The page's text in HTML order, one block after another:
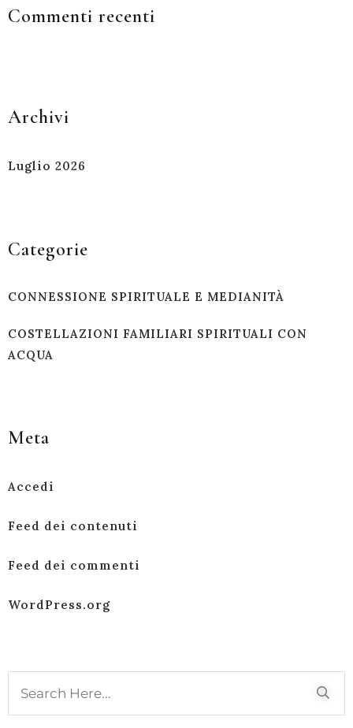
Commenti recenti
Archivi
Luglio 2026
Categorie
CONNESSIONE SPIRITUALE E MEDIANITÀ
COSTELLAZIONI FAMILIARI SPIRITUALI CON
ACQUA
Meta
Accedi
Feed dei contenuti
Feed dei commenti
WordPress.org